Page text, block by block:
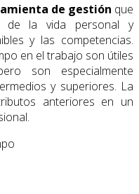
de gestión que
de la vida personal y
y las competencias.
en el trabajo son útiles
son especialmente
y superiores. La
anteriores en un